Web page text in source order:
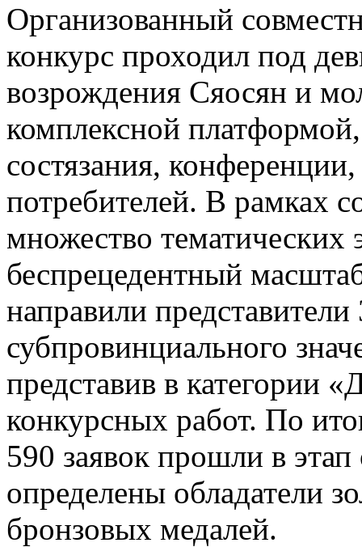
Организованный
конкурс проходил под
возрождения Сяосян и
комплексной
состязания,
потребителей. В рамках
множество тематических
беспрецедентный
направили
субпровинциального
представив в категории
конкурсных работ. По
590 заявок прошли в
определены обладатели
бронзовых медалей.